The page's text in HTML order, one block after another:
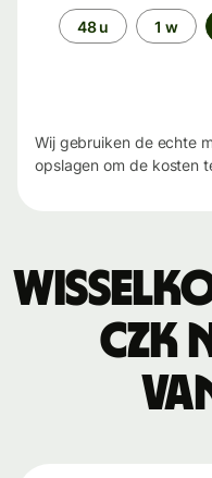
Periode48 u 1 w
Wij gebruiken de echte
opslagen om de kosten
CZK